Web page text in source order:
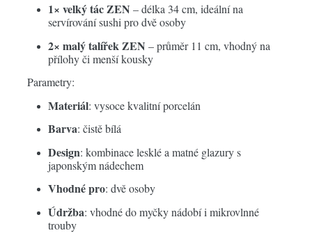
1× velký tác ZEN – délka 34 cm, ideální na
servírování sushi pro dvě osoby
2× malý talířek ZEN – průměr 11 cm, vhodný na
přílohy či menší kousky
Parametry:
Materiál: vysoce kvalitní porcelán
Barva: čistě bílá
Design: kombinace lesklé a matné glazury s
japonským nádechem
Vhodné pro: dvě osoby
Údržba: vhodné do myčky nádobí i mikrovlnné
trouby